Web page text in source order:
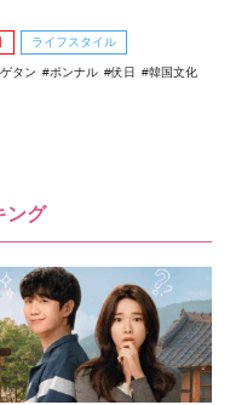
ライフスタイル
タン ポンナル 伏日 韓国文化
ング